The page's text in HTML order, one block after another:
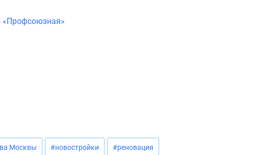
«Профсоюзная»
Москвы #новостройки #реновация